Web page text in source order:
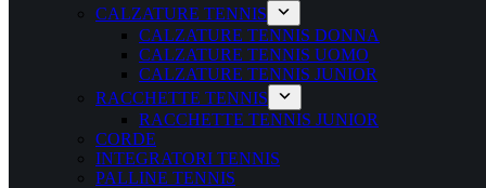
CALZATURE TENNIS
CALZATURE TENNIS DONNA
CALZATURE TENNIS UOMO
CALZATURE TENNIS JUNIOR
RACCHETTE TENNIS
RACCHETTE TENNIS JUNIOR
CORDE
INTEGRATORI TENNIS
PALLINE TENNIS